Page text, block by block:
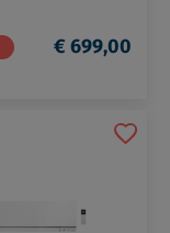
€ 699,00